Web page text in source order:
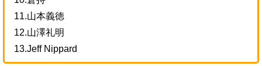
11.山本義徳
12.山澤礼明
13.Jeff Nippard